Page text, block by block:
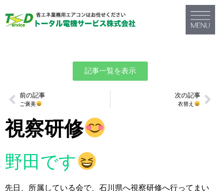
記事一覧を表示
前の記事
ご褒美
次の記事
衣替え
視察研修
野田です
先日、所属している会で、石川県へ視察研修へ行ってまい